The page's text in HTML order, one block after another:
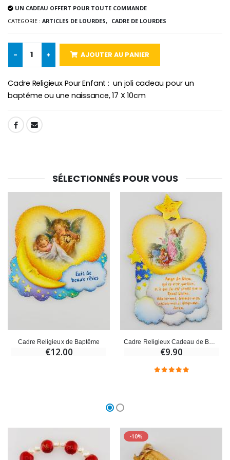
€9.90
Bougie Neuvaine pour une Guérison - 17.5cm
UN CADEAU OFFERT POUR TOUTE COMMANDE
CATEGORIE :ARTICLES DE LOURDES, CADRE DE LOURDES
- + AJOUTER AU PANIER
Cadre Religieux Pour Enfant : un joli cadeau pour un
baptême ou une naissance, 17 X 10cm
SHARE:
SÉLECTIONNÉS POUR VOUS
Cadre Religieux de Baptême
€12.00
Cadre Religieux Cadeau de Baptême
€9.90
-10%